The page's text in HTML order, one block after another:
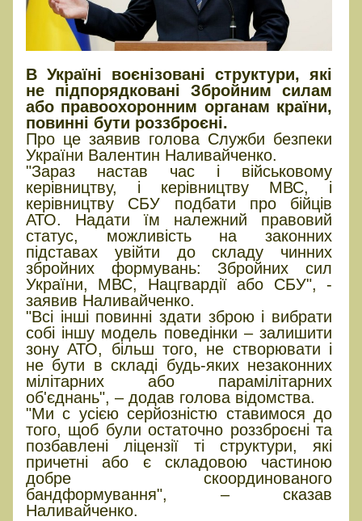
В Україні воєнізовані структури, які
не підпорядковані Збройним силам
або правоохоронним органам країни,
повинні бути роззброєні.
Про це заявив голова Служби безпеки
України Валентин Наливайченко.
"Зараз настав час і військовому
керівництву, і керівництву МВС, і
керівництву СБУ подбати про бійців
АТО. Надати їм належний правовий
статус, можливість на законних
підставах увійти до складу чинних
збройних формувань: Збройних сил
України, МВС, Нацгвардії або СБУ", -
заявив Наливайченко.
"Всі інші повинні здати зброю і вибрати
собі іншу модель поведінки – залишити
зону АТО, більш того, не створювати і
не бути в складі будь-яких незаконних
мілітарних або парамілітарних
об'єднань", – додав голова відомства.
"Ми с усією серйозністю ставимося до
того, щоб були остаточно роззброєні та
позбавлені ліцензії ті структури, які
причетні або є складовою частиною
добре скоординованого
бандформування", – сказав
Наливайченко.